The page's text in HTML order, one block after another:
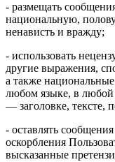
- размещать
национальную,
ненависть и вражду;
- использовать
другие выражения,
а также
любом языке, в любой
— заголовке, тексте,
- оставлять
оскорбления
высказанные